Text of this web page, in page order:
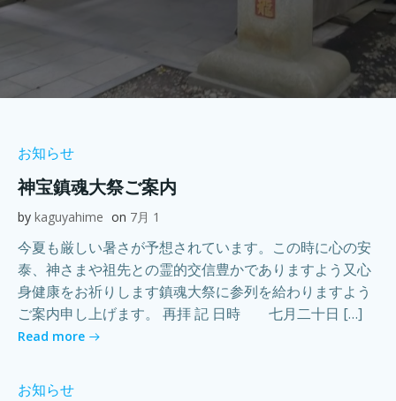
お知らせ
神宝鎮魂大祭ご案内
by kaguyahime on 7月 1
今夏も厳しい暑さが予想されています。この時に心の安
泰、神さまや祖先との霊的交信豊かでありますよう又心
身健康をお祈りします鎮魂大祭に参列を給わりますよう
ご案内申し上げます。 再拝 記 日時 七月二十日 […]
Read more
お知らせ